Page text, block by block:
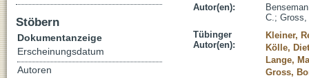
Autor(en):
C.; Gross,
Tübinger
Autor(en):
Kleiner,
Kölle,
Lange,
Gross,
Stöbern
Dokumentanzeige
Erscheinungsdatum
Autoren